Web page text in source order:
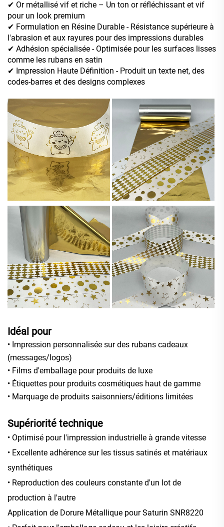
✔ Or métallisé vif et riche – Un ton or réfléchissant et vif
pour un look premium
✔ Formulation en Résine Durable - Résistance supérieure à
l'abrasion et aux rayures pour des impressions durables
✔ Adhésion spécialisée - Optimisée pour les surfaces lisses
comme les rubans en satin
✔ Impression Haute Définition - Produit un texte net, des
codes-barres et des designs complexes
Idéal pour
• Impression personnalisée sur des rubans cadeaux
(messages/logos)
• Films d'emballage pour produits de luxe
• Étiquettes pour produits cosmétiques haut de gamme
• Marquage de produits saisonniers/éditions limitées
Supériorité technique
• Optimisé pour l'impression industrielle à grande vitesse
• Excellente adhérence sur les tissus satinés et matériaux
synthétiques
• Reproduction des couleurs constante d'un lot de
production à l'autre
Application de Dorure Métallique pour Saturin SNR8220